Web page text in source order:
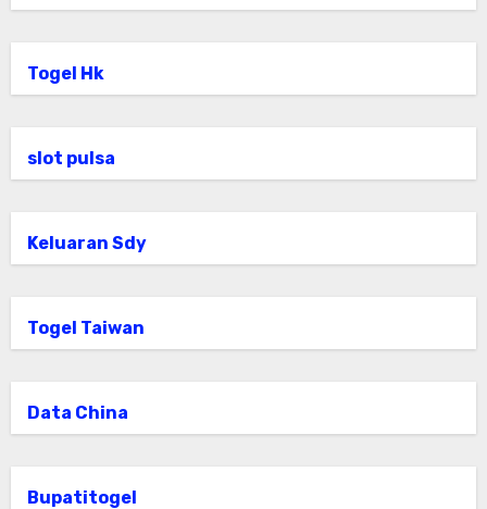
Togel Hk
slot pulsa
Keluaran Sdy
Togel Taiwan
Data China
Bupatitogel